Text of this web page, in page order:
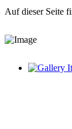
Auf dieser Seite